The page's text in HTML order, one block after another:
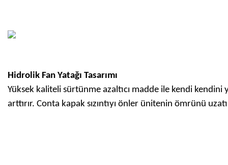
Hidrolik Fan Yatağı Tasarımı
Yüksek kaliteli sürtünme azaltıcı madde ile kendi
arttırır. Conta kapak sızıntıyı önler ünitenin ömrünü